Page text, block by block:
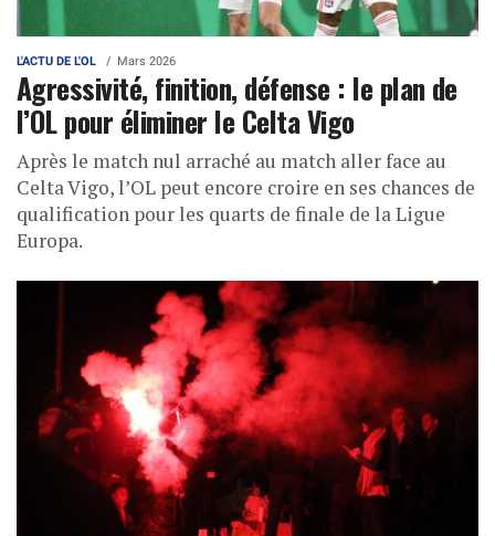
L'ACTU DE L'OL Mars 2026
Agressivité, finition, défense : le plan de
l’OL pour éliminer le Celta Vigo
Après le match nul arraché au match aller face au
Celta Vigo, l’OL peut encore croire en ses chances de
qualification pour les quarts de finale de la Ligue
Europa.